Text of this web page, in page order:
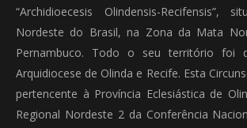
“Archidioecesis Olindensis-Recifensis”,
Nordeste do Brasil, na Zona da Mata
Pernambuco. Todo o seu território foi
Arquidiocese de Olinda e Recife. Esta
pertencente à Província Eclesiástica de
Regional Nordeste 2 da Conferência